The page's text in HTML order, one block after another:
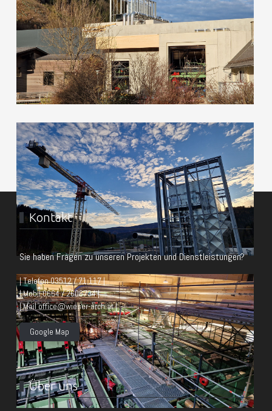
Kontakt
Sie haben Fragen zu unseren Projekten und Dienstleistungen?
| Telefon 03512 / 71 117 |
| Mobil 0664 / 2606734 |
| Mail office@wieser-arch.at |
Google Map
Über uns